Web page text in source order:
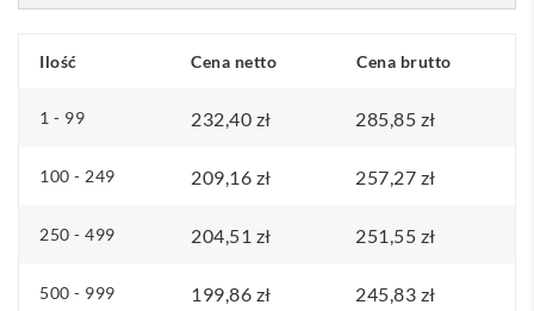
(220
poliestru
Ilość Cena netto Cena brutto
1 - 99 232,40 zł 285,85 zł
100 - 249 209,16 zł 257,27 zł
250 - 499 204,51 zł 251,55 zł
500 - 999 199,86 zł 245,83 zł